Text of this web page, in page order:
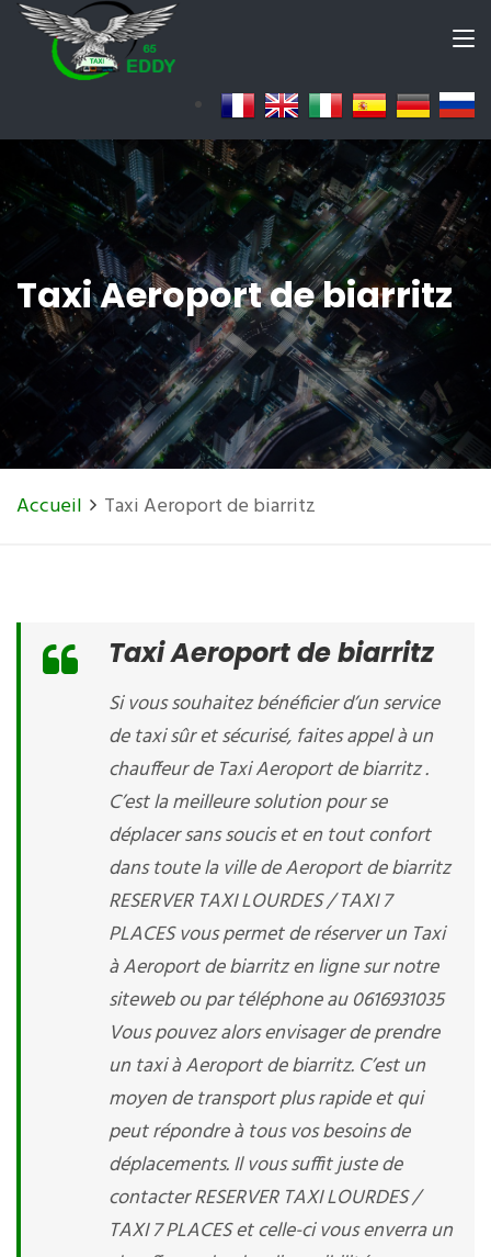
Taxi Aeroport de biarritz
Accueil Taxi Aeroport de biarritz
Taxi Aeroport de biarritz
Si vous souhaitez bénéficier d’un service
de taxi sûr et sécurisé, faites appel à un
chauffeur de Taxi Aeroport de biarritz .
C’est la meilleure solution pour se
déplacer sans soucis et en tout confort
dans toute la ville de Aeroport de biarritz
RESERVER TAXI LOURDES / TAXI 7
PLACES vous permet de réserver un Taxi
à Aeroport de biarritz en ligne sur notre
siteweb ou par téléphone au 0616931035
Vous pouvez alors envisager de prendre
un taxi à Aeroport de biarritz. C’est un
moyen de transport plus rapide et qui
peut répondre à tous vos besoins de
déplacements. Il vous suffit juste de
contacter RESERVER TAXI LOURDES /
TAXI 7 PLACES et celle-ci vous enverra un